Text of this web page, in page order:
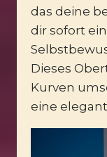
das deine
dir sofort
Dieses
Kurven
eine